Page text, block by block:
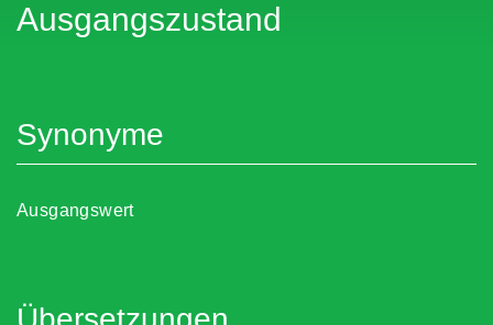
Ausgangszustand
Synonyme
Ausgangswert